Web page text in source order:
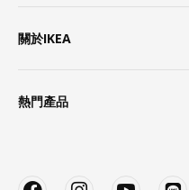
關於IKEA
熱門產品